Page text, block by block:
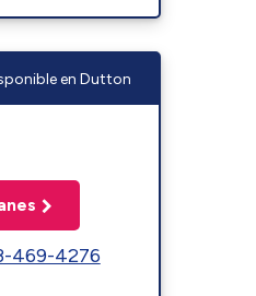
en Dutton
469-4276